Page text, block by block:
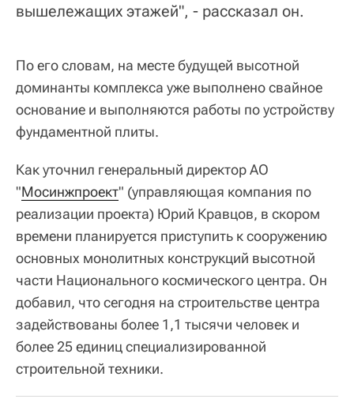
вышележащих этажей", - рассказал он.
По его словам, на месте будущей высотной
доминанты комплекса уже выполнено свайное
основание и выполняются работы по устройству
фундаментной плиты.
Как уточнил генеральный директор АО
"Мосинжпроект" (управляющая компания по
реализации проекта) Юрий Кравцов, в скором
времени планируется приступить к сооружению
основных монолитных конструкций высотной
части Национального космического центра. Он
добавил, что сегодня на строительстве центра
задействованы более 1,1 тысячи человек и
более 25 единиц специализированной
строительной техники.